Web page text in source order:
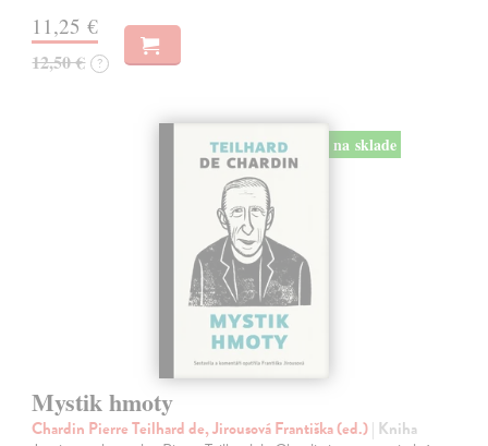
11,25 €
12,50 € ?
na sklade
Mystik hmoty
Chardin Pierre Teilhard de, Jirousová Františka (ed.)| Kniha